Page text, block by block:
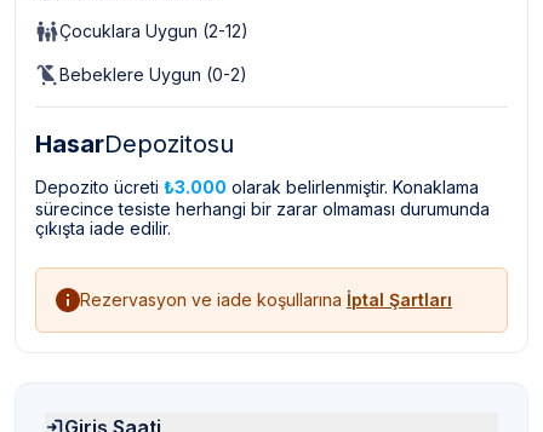
Çocuklara Uygun (2-12)
Bebeklere Uygun (0-2)
HasarDepozitosu
Depozito ücreti ₺3.000 olarak belirlenmiştir. Konaklama
sürecince tesiste herhangi bir zarar olmaması durumunda
çıkışta iade edilir.
Rezervasyon ve iade koşullarına İptal Şartları